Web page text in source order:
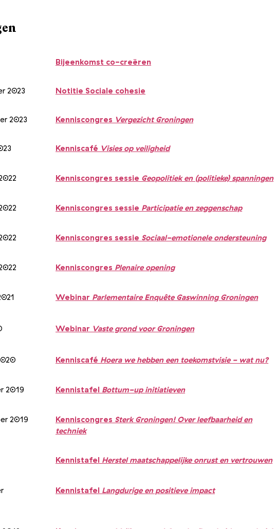
2023
2023
Bijeenkomst co-creëren
Notitie Sociale cohesie
Kenniscongres Vergezicht Groningen
Kenniscafé Visies op veiligheid
Kenniscongres sessie Geopolitiek en (politieke) spanningen
Kenniscongres sessie Participatie en zeggenschap
Kenniscongres sessie Sociaal-emotionele ondersteuning
Kenniscongres Plenaire opening
Webinar Parlementaire Enquête Gaswinning Groningen
Webinar Vaste grond voor Groningen
Kenniscafé Hoera we hebben een toekomstvisie - wat nu?
2019 Kennistafel Bottum-up initiatieven
2019 Kenniscongres Sterk Groningen! Over leefbaarheid en
techniek
Kennistafel Herstel maatschappelijke onrust en vertrouwen
Kennistafel Langdurige en positieve impact